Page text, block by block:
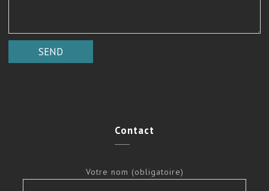
Contact
Votre nom (obligatoire)